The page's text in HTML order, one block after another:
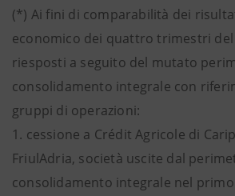
(*) Ai fini di comparabilità dei
economico dei quattro trimestri
riesposti a seguito del mutato
consolidamento integrale con
gruppi di operazioni:
1. cessione a Crédit Agricole di
FriulAdria, società uscite dal
consolidamento integrale nel